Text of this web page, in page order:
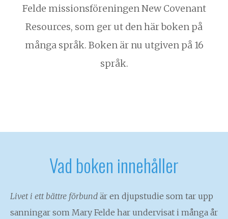
Felde missionsföreningen New Covenant
Resources, som ger ut den här boken på
många språk. Boken är nu utgiven på 16
språk.
Vad boken innehåller
Livet i ett bättre förbund är en djupstudie som tar upp
sanningar som Mary Felde har undervisat i många år